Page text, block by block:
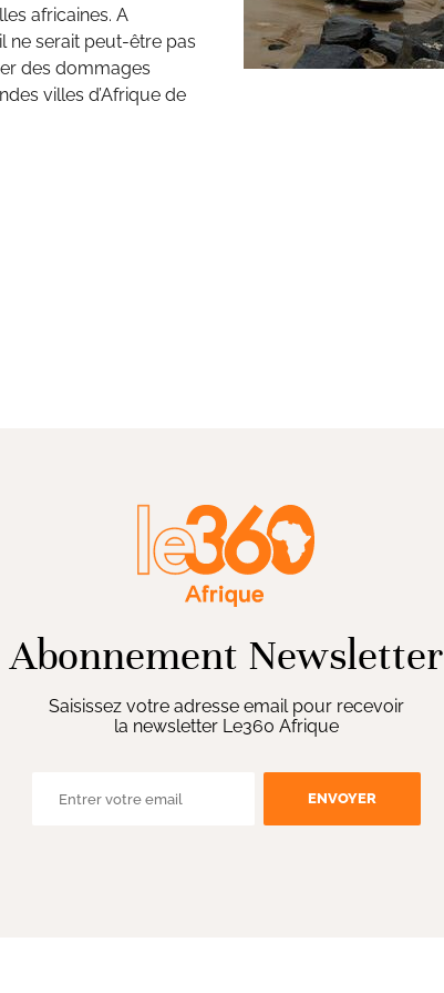
africaines. A
ne serait peut-être pas
des dommages
villes d’Afrique de
Abonnement Newsletter
Saisissez votre adresse email pour recevoir
la newsletter Le360 Afrique
ENVOYER